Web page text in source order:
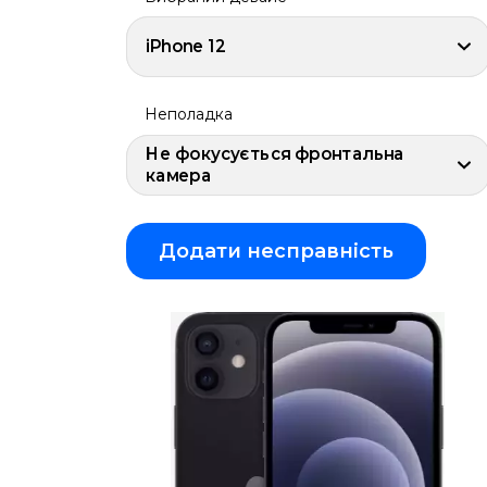
iPhone
Max
iPhone
16
iPhone
iPhone
16
16e
iPhone
15
Max
iPhone
Plus
iPhone
iPhone 12
Неполадка
Не фокусується фронтальна
камера
Додати несправність